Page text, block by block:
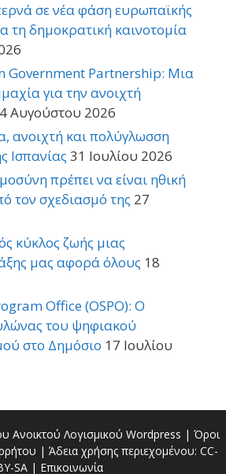
σε νέα φάση ευρωπαϊκής
τη δημοκρατική καινοτομία
Government Partnership: Μια
για την ανοιχτή
4 Αυγούστου 2026
ανοιχτή και πολύγλωσση
Ισπανίας 31 Ιουλίου 2026
πρέπει να είναι ηθική
τον σχεδιασμό της 27
κύκλος ζωής μιας
μας αφορά όλους 18
Office (OSPO): Ο
του ψηφιακού
στο Δημόσιο 17 Ιουλίου
Ανοικτού Λογισμικού Wordpress | Όροι
| Άδεια χρήσης περιεχομένου: CC-
SA | Επικοινωνία